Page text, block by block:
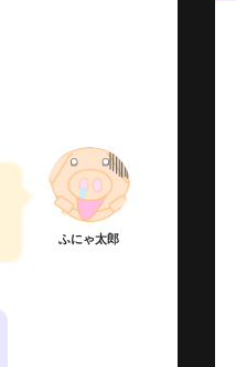
ふにゃ太郎